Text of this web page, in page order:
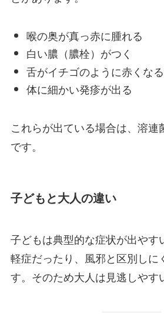
喉の奥が真っ赤に腫れる
白い膿（膿栓）がつく
舌がイチゴのように赤くなる
体に細かい発疹が出る
これらが出ている場合は、溶連
です。
子どもと大人の違い
子どもは典型的な症状が出やす
軽症だったり、風邪と区別しに
す。そのため大人は見逃しやす